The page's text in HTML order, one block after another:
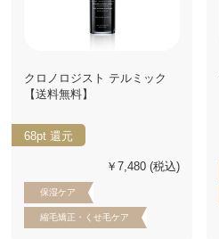
クロノロジスト テルミック
【送料無料】
68pt 還元
￥7,480 (税込)
保湿ケア
縮毛矯正・くせ毛ケア